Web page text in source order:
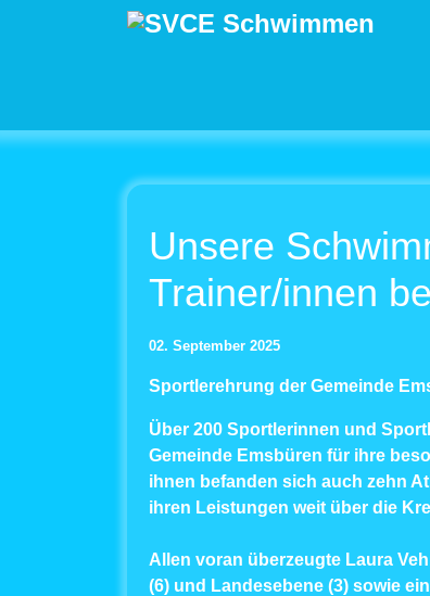
Unsere
Trainer/innen
02. September 2025
Sportlerehrung der Gemeinde
Über 200 Sportlerinnen und
Gemeinde Emsbüren für ihre
ihnen befanden sich auch zehn
ihren Leistungen weit über die
Allen voran überzeugte Laura
(6) und Landesebene (3) sowie